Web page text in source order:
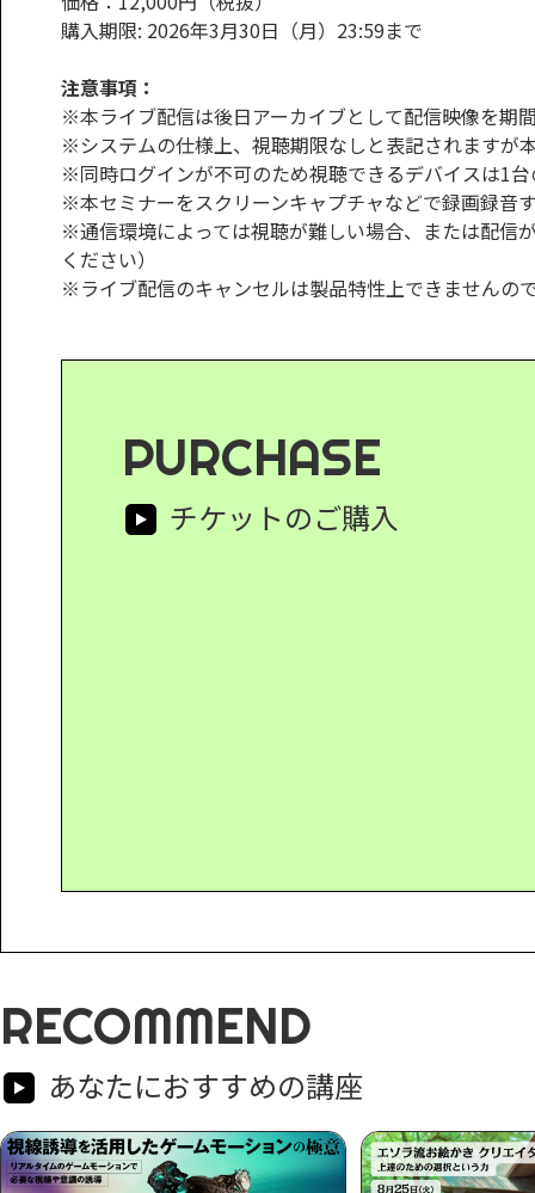
購入期限: 2026年3月30日（月）23:59まで
注意事項：
※本ライブ配信は後日アーカイブとして配信映像を期
※システムの仕様上、視聴期限なしと表記されますが
※同時ログインが不可のため視聴できるデバイスは1
※本セミナーをスクリーンキャプチャなどで録画録音
※通信環境によっては視聴が難しい場合、または配信
ください）
※ライブ配信のキャンセルは製品特性上できませんの
PURCHASE
チケットのご購入
RECOMMEND
あなたにおすすめの講座